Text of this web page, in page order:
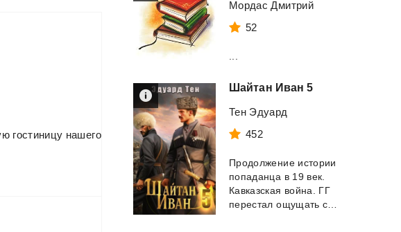
гостиницу нашего
Мордас Дмитрий
52
Шайтан Иван 5
Тен Эдуард
452
Продолжение истории
попаданца в 19 век.
Кавказская война. ГГ